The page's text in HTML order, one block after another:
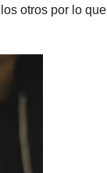
otros por lo que